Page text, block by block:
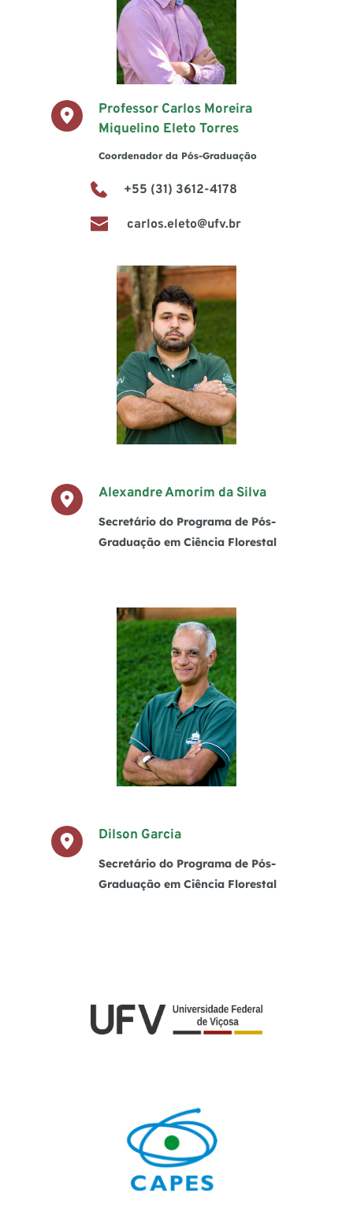
Professor Carlos Moreira
Miquelino Eleto Torres
Coordenador da Pós-Graduação
+55 (31) 3612-4178
carlos.eleto@ufv.br
Alexandre Amorim da Silva
Secretário do Programa de Pós-
Graduação em Ciência Florestal
Dilson Garcia
Secretário do Programa de Pós-
Graduação em Ciência Florestal